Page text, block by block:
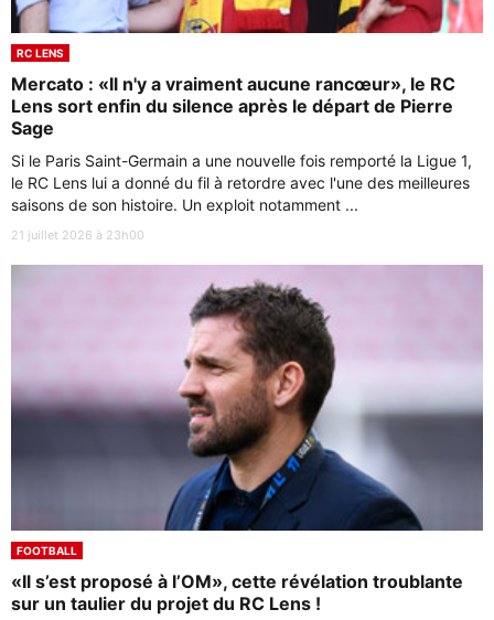
RC LENS
Mercato : «Il n'y a vraiment aucune rancœur», le RC
Lens sort enfin du silence après le départ de Pierre
Sage
Si le Paris Saint-Germain a une nouvelle fois remporté la Ligue 1,
le RC Lens lui a donné du fil à retordre avec l'une des meilleures
saisons de son histoire. Un exploit notamment ...
21 juillet 2026 à 23h00
FOOTBALL
«Il s’est proposé à l’OM», cette révélation troublante
sur un taulier du projet du RC Lens !